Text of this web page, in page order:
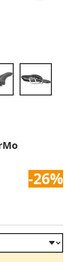
-26%